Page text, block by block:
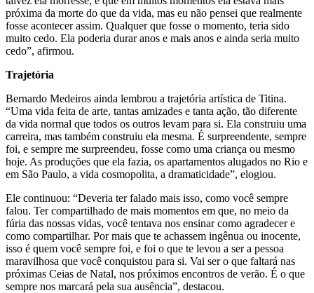
próxima da morte do que da vida, mas eu não pensei que realmente
fosse acontecer assim. Qualquer que fosse o momento, teria sido
muito cedo. Ela poderia durar anos e mais anos e ainda seria muito
cedo”, afirmou.
Trajetória
Bernardo Medeiros ainda lembrou a trajetória artística de Titina.
“Uma vida feita de arte, tantas amizades e tanta ação, tão diferente
da vida normal que todos os outros levam para si. Ela construiu uma
carreira, mas também construiu ela mesma. É surpreendente, sempre
foi, e sempre me surpreendeu, fosse como uma criança ou mesmo
hoje. As produções que ela fazia, os apartamentos alugados no Rio e
em São Paulo, a vida cosmopolita, a dramaticidade”, elogiou.
Ele continuou: “Deveria ter falado mais isso, como você sempre
falou. Ter compartilhado de mais momentos em que, no meio da
fúria das nossas vidas, você tentava nos ensinar como agradecer e
como compartilhar. Por mais que te achassem ingênua ou inocente,
isso é quem você sempre foi, e foi o que te levou a ser a pessoa
maravilhosa que você conquistou para si. Vai ser o que faltará nas
próximas Ceias de Natal, nos próximos encontros de verão. É o que
sempre nos marcará pela sua ausência”, destacou.